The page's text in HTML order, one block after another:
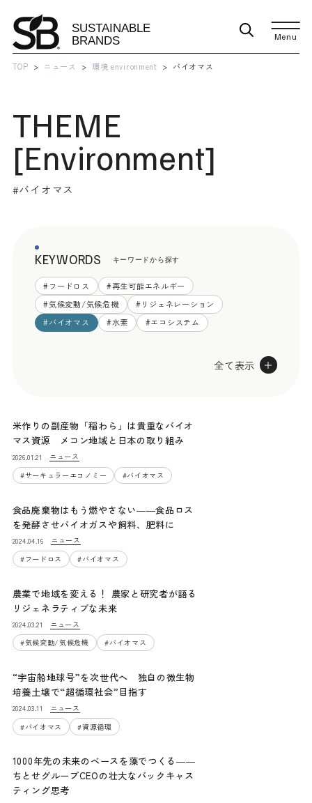
Menu
TOP ニュース 環境 environment バイオマス
THEME
[Environment]
#バイオマス
KEYWORDS キーワードから探す
#フードロス #再生可能エネルギー
#気候変動/気候危機 # リジェネレーション
#バイオマス #水素 #エコシステム
全て表示
米作りの副産物「稲わら」は貴重なバイオ
マス資源 メコン地域と日本の取り組み
2026.01.21
ニュース
#サーキュラーエコノミー #バイオマス
食品廃棄物はもう燃やさない――食品ロス
を発酵させバイオガスや飼料、肥料に
2024.04.16
ニュース
# フードロス #バイオマス
農業で地域を変える！ 農家と研究者が語る
リジェネラティブな未来
2024.03.21
ニュース
#気候変動/気候危機 #バイオマス
“宇宙船地球号”を次世代へ 独自の微生物
培養土壌で“超循環社会”目指す
2024.03.11
ニュース
#バイオマス #資源循環
1000年先の未来のベースを藻でつくる――
ちとせグループCEOの壮大なバックキャス
ティング思考